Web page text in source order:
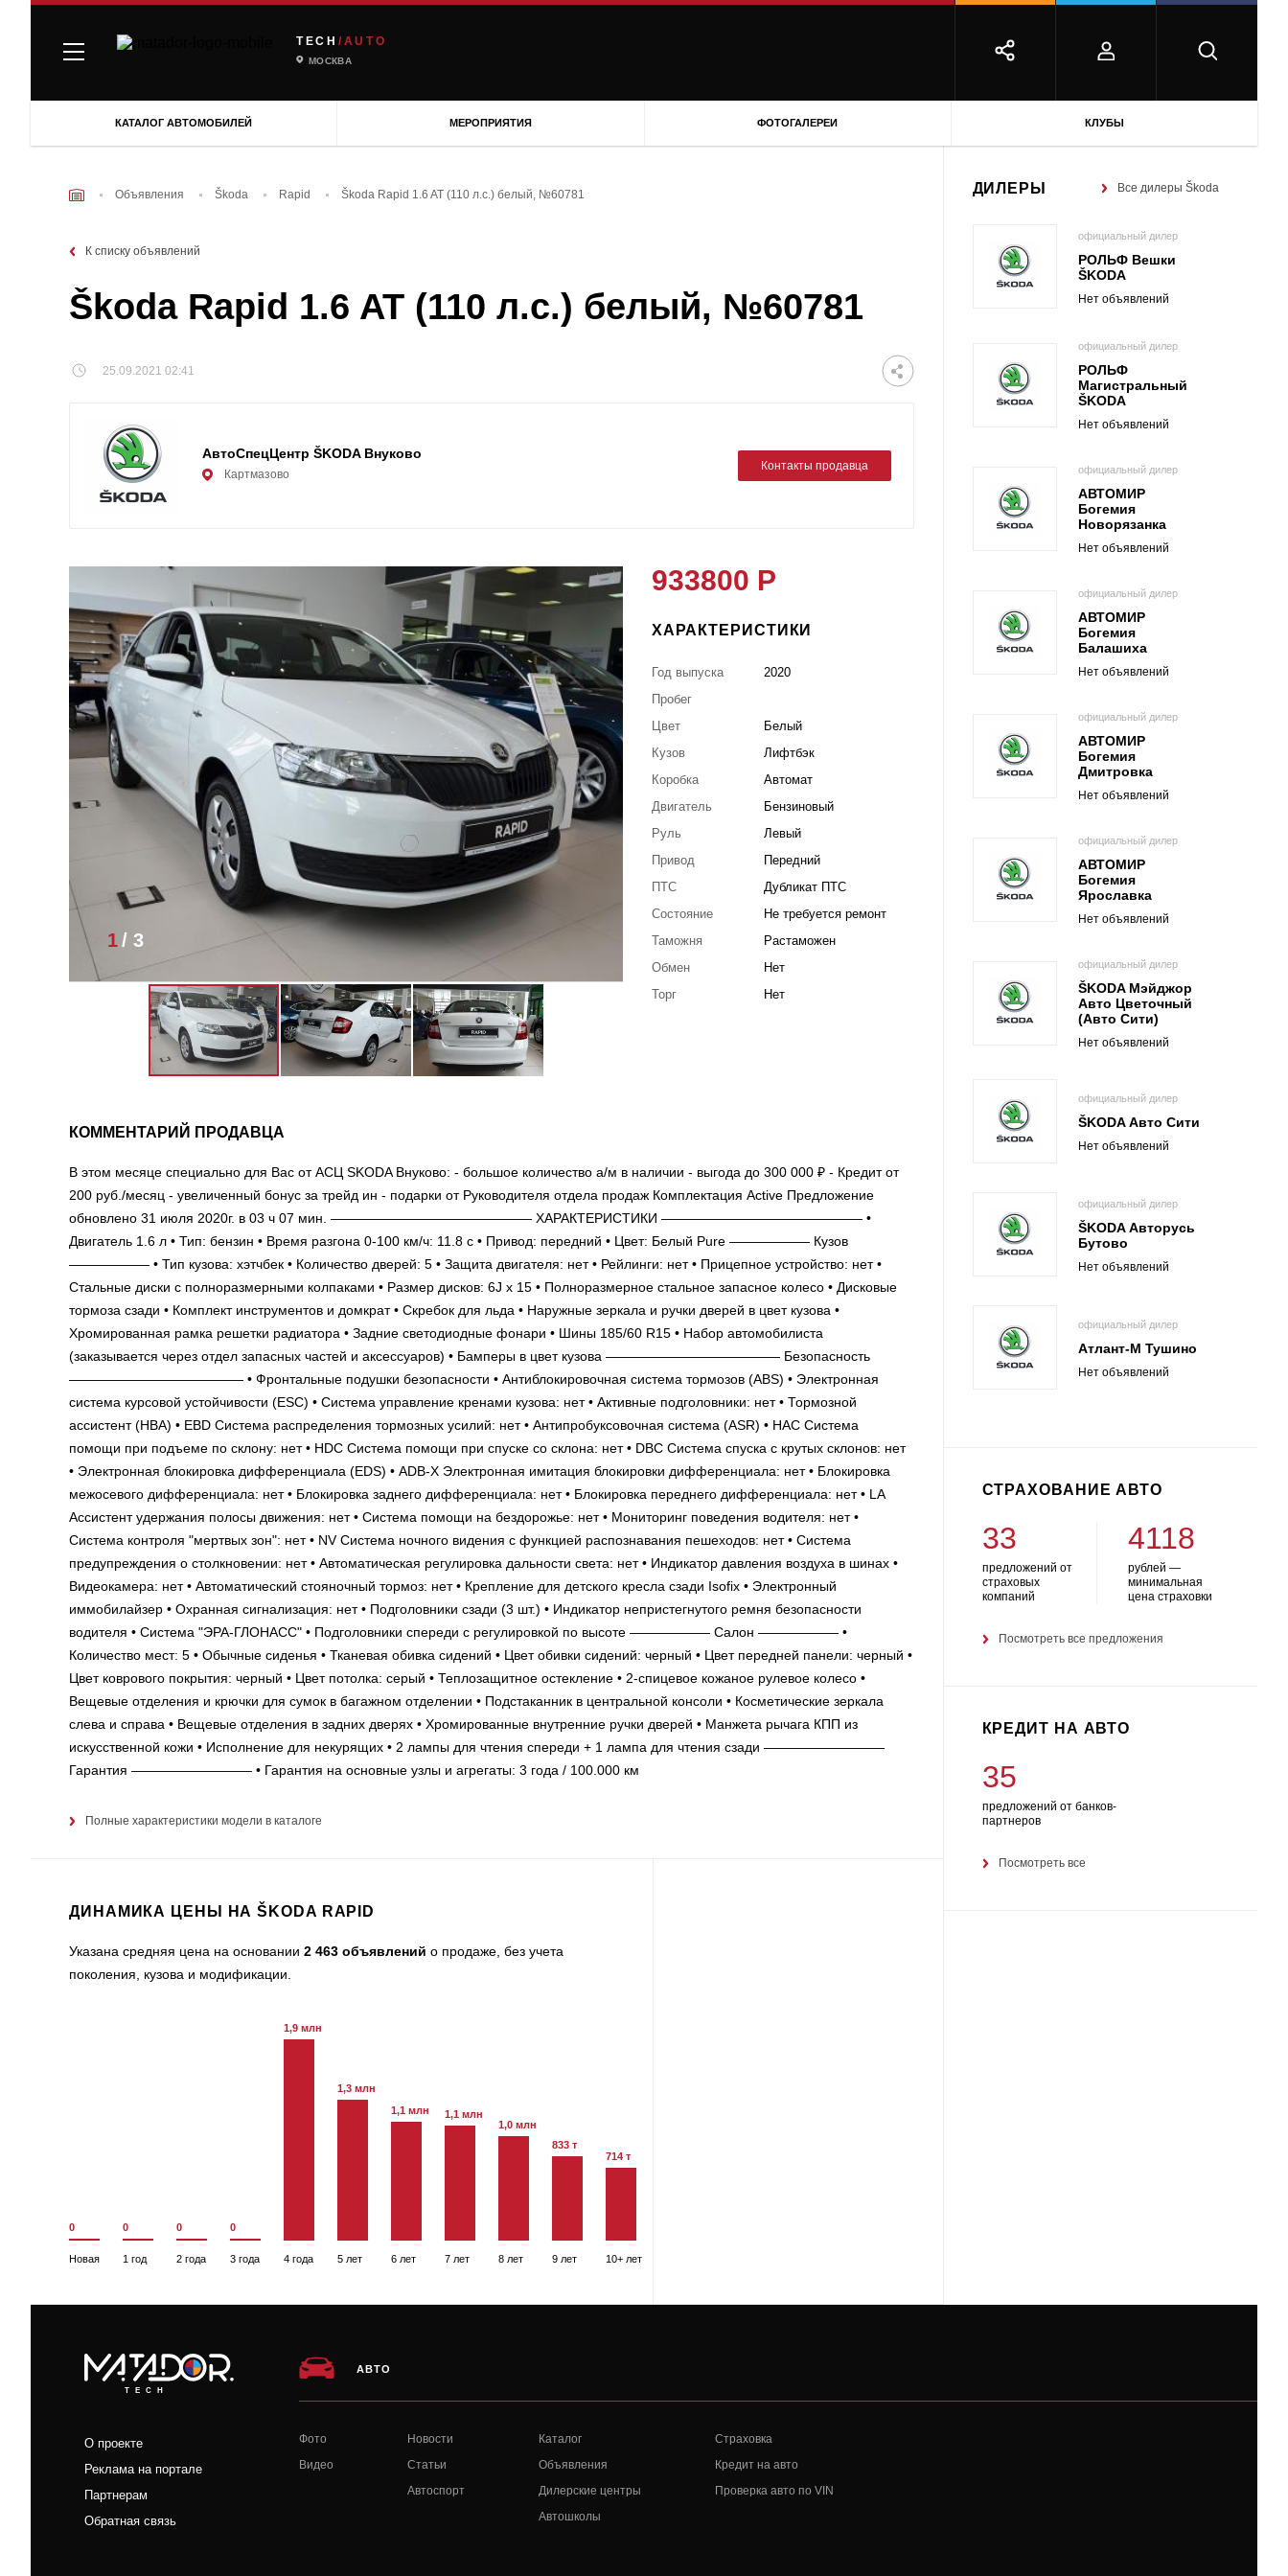
TECH /AUTO
МОСКВА
КАТАЛОГ АВТОМОБИЛЕЙ МЕРОПРИЯТИЯ ФОТОГАЛЕРЕИ КЛУБЫ
Объявления Škoda Rapid Škoda Rapid 1.6 AT (110 л.с.) белый, №60781
К списку объявлений
Škoda Rapid 1.6 AT (110 л.с.) белый, №60781
25.09.2021 02:41
АвтоСпецЦентр ŠKODA Внуково
Картмазово
Контакты продавца
1/ 3
933800 Р
ХАРАКТЕРИСТИКИ
Год выпуска
2020
Пробег
Цвет
Белый
Кузов
Лифтбэк
Коробка
Автомат
Двигатель
Бензиновый
Руль
Левый
Привод
Передний
ПТС
Дубликат ПТС
Состояние
Не требуется ремонт
Таможня
Растаможен
Обмен
Нет
Торг
Нет
КОММЕНТАРИЙ ПРОДАВЦА
В этом месяце специально для Вас от АСЦ SKODA Внуково: - большое количество а/м в наличии - выгода до 300 000 ₽ - Кредит от
200 руб./месяц - увеличенный бонус за трейд ин - подарки от Руководителя отдела продаж Комплектация Active Предложение
обновлено 31 июля 2020г. в 03 ч 07 мин. ——————————————— ХАРАКТЕРИСТИКИ ——————————————— •
Двигатель 1.6 л • Тип: бензин • Время разгона 0-100 км/ч: 11.8 c • Привод: передний • Цвет: Белый Pure —————— Кузов
—————— • Тип кузова: хэтчбек • Количество дверей: 5 • Защита двигателя: нет • Рейлинги: нет • Прицепное устройство: нет •
Стальные диски с полноразмерными колпаками • Размер дисков: 6J x 15 • Полноразмерное стальное запасное колесо • Дисковые
тормоза сзади • Комплект инструментов и домкрат • Скребок для льда • Наружные зеркала и ручки дверей в цвет кузова •
Хромированная рамка решетки радиатора • Задние светодиодные фонари • Шины 185/60 R15 • Набор автомобилиста
(заказывается через отдел запасных частей и аксессуаров) • Бамперы в цвет кузова ————————————— Безопасность
————————————— • Фронтальные подушки безопасности • Антиблокировочная система тормозов (ABS) • Электронная
система курсовой устойчивости (ESC) • Система управление кренами кузова: нет • Активные подголовники: нет • Тормозной
ассистент (HBA) • EBD Система распределения тормозных усилий: нет • Антипробуксовочная система (ASR) • HAC Система
помощи при подъеме по склону: нет • HDC Система помощи при спуске со склона: нет • DBC Система спуска с крутых склонов: нет
• Электронная блокировка дифференциала (EDS) • ADB-X Электронная имитация блокировки дифференциала: нет • Блокировка
межосевого дифференциала: нет • Блокировка заднего дифференциала: нет • Блокировка переднего дифференциала: нет • LA
Ассистент удержания полосы движения: нет • Система помощи на бездорожье: нет • Мониторинг поведения водителя: нет •
Система контроля "мертвых зон": нет • NV Система ночного видения с функцией распознавания пешеходов: нет • Система
предупреждения о столкновении: нет • Автоматическая регулировка дальности света: нет • Индикатор давления воздуха в шинах •
Видеокамера: нет • Автоматический стояночный тормоз: нет • Крепление для детского кресла сзади Isofix • Электронный
иммобилайзер • Охранная сигнализация: нет • Подголовники сзади (3 шт.) • Индикатор непристегнутого ремня безопасности
водителя • Система "ЭРА-ГЛОНАСС" • Подголовники спереди с регулировкой по высоте —————— Салон —————— •
Количество мест: 5 • Обычные сиденья • Тканевая обивка сидений • Цвет обивки сидений: черный • Цвет передней панели: черный •
Цвет коврового покрытия: черный • Цвет потолка: серый • Теплозащитное остекление • 2-спицевое кожаное рулевое колесо •
Вещевые отделения и крючки для сумок в багажном отделении • Подстаканник в центральной консоли • Косметические зеркала
слева и справа • Вещевые отделения в задних дверях • Хромированные внутренние ручки дверей • Манжета рычага КПП из
искусственной кожи • Исполнение для некурящих • 2 лампы для чтения спереди + 1 лампа для чтения сзади —————————
Гарантия ————————— • Гарантия на основные узлы и агрегаты: 3 года / 100.000 км
Полные характеристики модели в каталоге
ДИНАМИКА ЦЕНЫ НА ŠKODA RAPID
Указана средняя цена на основании 2 463 объявлений о продаже, без учета
поколения, кузова и модификации.
0
Новая
0
1 год
0
2 года
0
3 года
1,9 млн
4 года
1,3 млн
5 лет
1,1 млн
6 лет
1,1 млн
7 лет
1,0 млн
8 лет
833 т
9 лет
714 т
10+ лет
ДИЛЕРЫ Все дилеры Škoda
официальный дилер
РОЛЬФ Вешки
ŠKODA
Нет объявлений
официальный дилер
РОЛЬФ
Магистральный
ŠKODA
Нет объявлений
официальный дилер
АВТОМИР
Богемия
Новорязанка
Нет объявлений
официальный дилер
АВТОМИР
Богемия
Балашиха
Нет объявлений
официальный дилер
АВТОМИР
Богемия
Дмитровка
Нет объявлений
официальный дилер
АВТОМИР
Богемия
Ярославка
Нет объявлений
официальный дилер
ŠKODA Мэйджор
Авто Цветочный
(Авто Сити)
Нет объявлений
официальный дилер
ŠKODA Авто Сити
Нет объявлений
официальный дилер
ŠKODA Авторусь
Бутово
Нет объявлений
официальный дилер
Атлант-М Тушино
Нет объявлений
СТРАХОВАНИЕ АВТО
33
предложений от
страховых
компаний
4118
рублей —
минимальная
цена страховки
Посмотреть все предложения
КРЕДИТ НА АВТО
35
предложений от банков-
партнеров
Посмотреть все
TECH
О проекте
Реклама на портале
Партнерам
Обратная связь
АВТО
Фото
Видео
Новости
Статьи
Автоспорт
Каталог
Объявления
Дилерские центры
Автошколы
Страховка
Кредит на авто
Проверка авто по VIN